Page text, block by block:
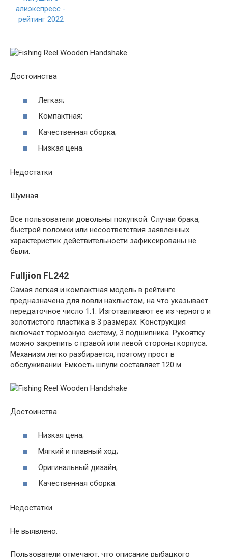
Достоинства
Легкая;
Компактная;
Качественная сборка;
Низкая цена.
Недостатки
Шумная.
Все пользователи довольны покупкой. Случаи брака,
быстрой поломки или несоответствия заявленных
характеристик действительности зафиксированы не
были.
Fulljion FL242
Самая легкая и компактная модель в рейтинге
предназначена для ловли нахлыстом, на что указывает
передаточное число 1:1. Изготавливают ее из черного и
золотистого пластика в 3 размерах. Конструкция
включает тормозную систему, 3 подшипника. Рукоятку
можно закрепить с правой или левой стороны корпуса.
Механизм легко разбирается, поэтому прост в
обслуживании. Емкость шпули составляет 120 м.
Достоинства
Низкая цена;
Мягкий и плавный ход;
Оригинальный дизайн;
Качественная сборка.
Недостатки
Не выявлено.
Пользователи отмечают, что описание рыбацкого